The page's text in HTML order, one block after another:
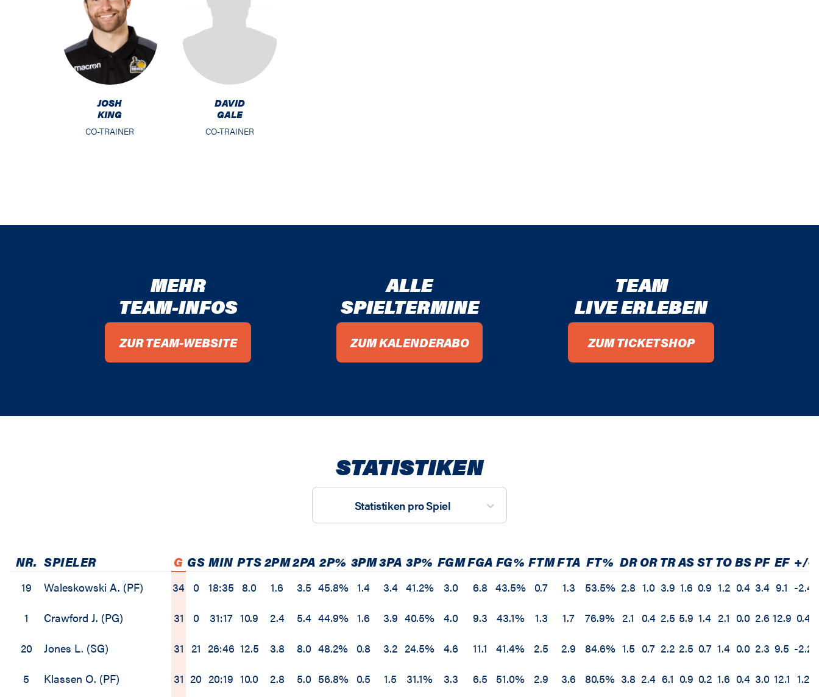
JOSH
KING
CO-TRAINER
DAVID
GALE
CO-TRAINER
MEHR
TEAM-INFOS
ZUR TEAM-WEBSITE
ALLE
SPIELTERMINE
ZUM KALENDERABO
TEAM
LIVE ERLEBEN
ZUM TICKETSHOP
STATISTIKEN
Statistiken pro Spiel
NR. SPIELER G GS MIN PTS2PM2PA 2P% 3PM3PA 3P% FGMFGA FG% FTMFTA FT% DRORTRASSTTOBSPF EF +/-
19 Waleskowski A. (PF) 34 0 18:35 8.0 1.6 3.5 45.8% 1.4 3.4 41.2% 3.0 6.8 43.5% 0.7 1.3 53.5% 2.8 1.0 3.9 1.6 0.9 1.2 0.4 3.4 9.1 -2.4
1
Crawford J. (PG) 31 0 31:17 10.9 2.4 5.4 44.9% 1.6 3.9 40.5% 4.0 9.3 43.1% 1.3 1.7 76.9% 2.1 0.4 2.5 5.9 1.4 2.1 0.0 2.6 12.9 0.4
20
Jones L. (SG) 31 21 26:46 12.5 3.8 8.0 48.2% 0.8 3.2 24.5% 4.6 11.1 41.4% 2.5 2.9 84.6% 1.5 0.7 2.2 2.5 0.7 1.4 0.0 2.3 9.5 -2.2
5
Klassen O. (PF) 31 20 20:19 10.0 2.8 5.0 56.8% 0.5 1.5 31.1% 3.3 6.5 51.0% 2.9 3.6 80.5% 3.8 2.4 6.1 0.9 0.2 1.6 0.4 3.0 12.1 1.2